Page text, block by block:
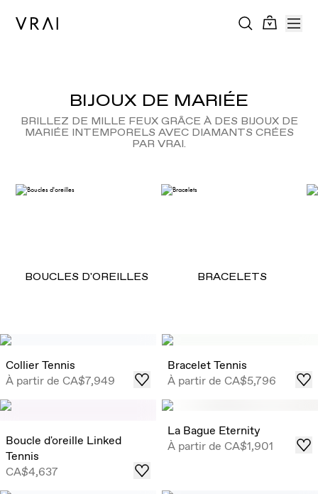
BIJOUX DE MARIÉE
BRILLEZ DE MILLE FEUX GRÂCE À DES BIJOUX DE
MARIÉE INTEMPORELS AVEC DIAMANTS CRÉES
PAR VRAI.
BOUCLES D'OREILLES BRACELETS
Collier Tennis
À partir de CA$7,949
Bracelet Tennis
À partir de CA$5,796
Boucle d'oreille Linked
Tennis
CA$4,637
La Bague Eternity
À partir de CA$1,901